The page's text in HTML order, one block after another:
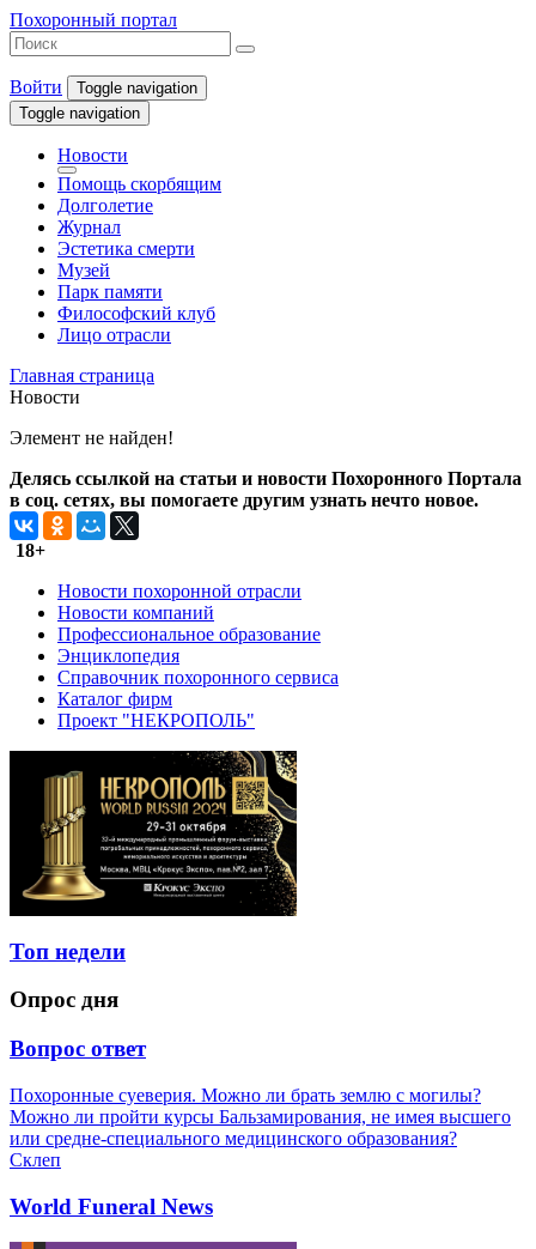
Похоронный портал
Войти
Toggle navigation
Toggle navigation
Новости
Помощь скорбящим
Долголетие
Журнал
Эстетика смерти
Музей
Парк памяти
Философский клуб
Лицо отрасли
Главная страница
Новости
Элемент не найден!
Делясь ссылкой на статьи и новости Похоронного Портала
в соц. сетях, вы помогаете другим узнать нечто новое.
18+
Новости похоронной отрасли
Новости компаний
Профессиональное образование
Энциклопедия
Справочник похоронного сервиса
Каталог фирм
Проект "НЕКРОПОЛЬ"
Топ недели
Опрос дня
Вопрос ответ
Похоронные суеверия. Можно ли брать землю с могилы?
Можно ли пройти курсы Бальзамирования, не имея высшего
или средне-специального медицинского образования?
Склеп
World Funeral News